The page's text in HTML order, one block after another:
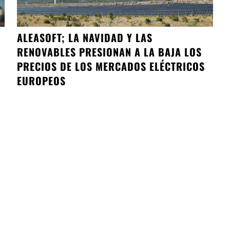
ALEASOFT; LA NAVIDAD Y LAS
RENOVABLES PRESIONAN A LA BAJA LOS
PRECIOS DE LOS MERCADOS ELÉCTRICOS
EUROPEOS